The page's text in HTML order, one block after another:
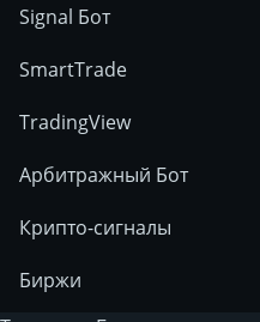
Signal Бот
SmartTrade
TradingView
Арбитражный Бот
Крипто-сигналы
Биржи